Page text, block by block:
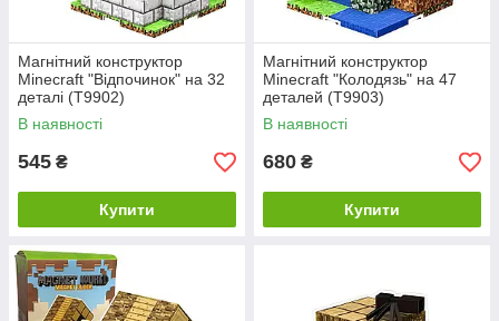
Магнітний конструктор
Minecraft "Відпочинок" на 32
деталі (T9902)
В наявності
545 ₴
Купити
Магнітний конструктор
Minecraft "Колодязь" на 47
деталей (T9903)
В наявності
680 ₴
Купити